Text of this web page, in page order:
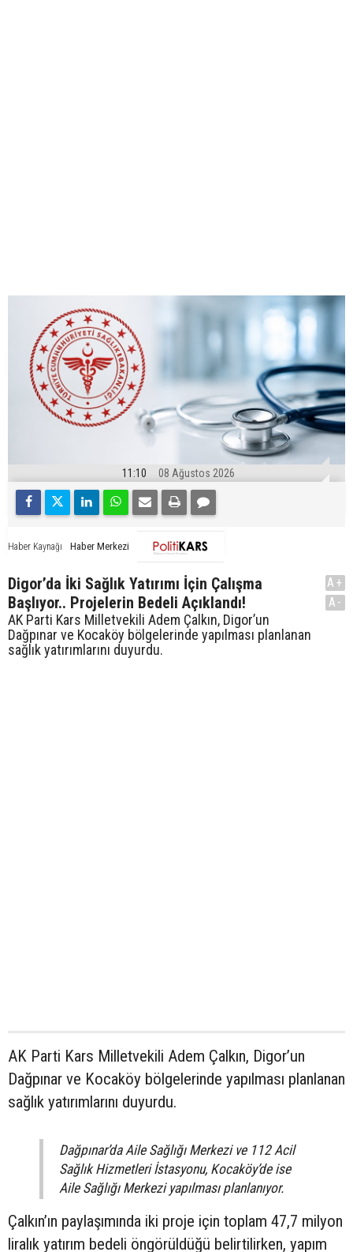
11:10 08 Ağustos 2026
Haber Kaynağı Haber Merkezi
Digor’da İki Sağlık Yatırımı İçin Çalışma
Başlıyor.. Projelerin Bedeli Açıklandı!
AK Parti Kars Milletvekili Adem Çalkın, Digor’un
Dağpınar ve Kocaköy bölgelerinde yapılması planlanan
sağlık yatırımlarını duyurdu.
A+
A-
AK Parti Kars Milletvekili Adem Çalkın, Digor’un
Dağpınar ve Kocaköy bölgelerinde yapılması planlanan
sağlık yatırımlarını duyurdu.
Dağpınar’da Aile Sağlığı Merkezi ve 112 Acil
Sağlık Hizmetleri İstasyonu, Kocaköy’de ise
Aile Sağlığı Merkezi yapılması planlanıyor.
Çalkın’ın paylaşımında iki proje için toplam 47,7 milyon
liralık yatırım bedeli öngörüldüğü belirtilirken, yapım